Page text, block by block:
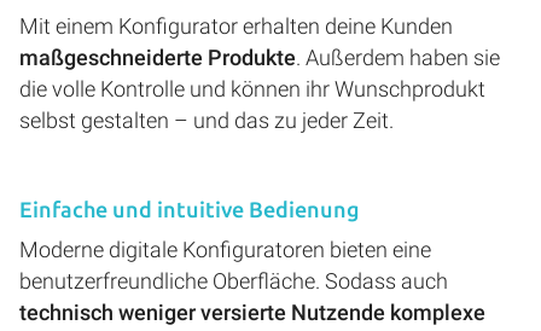
Mit einem Konfigurator erhalten deine Kunden
maßgeschneiderte Produkte. Außerdem haben sie
die volle Kontrolle und können ihr Wunschprodukt
selbst gestalten – und das zu jeder Zeit.
Einfache und intuitive Bedienung
Moderne digitale Konfiguratoren bieten eine
benutzerfreundliche Oberfläche. Sodass auch
technisch weniger versierte Nutzende komplexe